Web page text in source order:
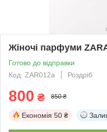
Жіночі парфуми
Готово до відправки
Код: ZAR012a
Роздріб
800 ₴ 850 ₴
Економія 50 ₴